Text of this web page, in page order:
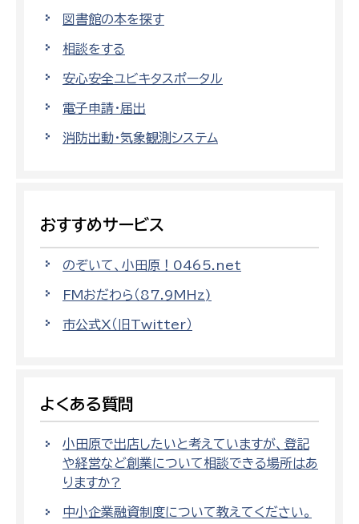
図書館の本を探す
相談をする
安心安全ユビキタスポータル
電子申請・届出
消防出動・気象観測システム
おすすめサービス
のぞいて、小田原！0465.net
FMおだわら（87.9MHz)
市公式X（旧Twitter）
よくある質問
小田原で出店したいと考えていますが、登記
や経営など創業について相談できる場所はあ
りますか?
中小企業融資制度について教えてください。